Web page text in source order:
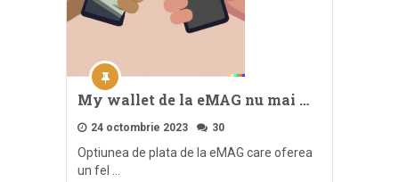
My wallet de la eMAG nu mai …
24 octombrie 2023 30
Optiunea de plata de la eMAG care oferea
un fel …